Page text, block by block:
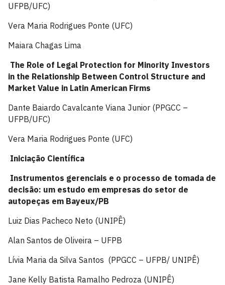
UFPB/UFC)
Vera Maria Rodrigues Ponte (UFC)
Maiara Chagas Lima
The Role of Legal Protection for Minority Investors
in the Relationship Between Control Structure and
Market Value in Latin American Firms
Dante Baiardo Cavalcante Viana Junior (PPGCC –
UFPB/UFC)
Vera Maria Rodrigues Ponte (UFC)
Iniciação Científica
Instrumentos gerenciais e o processo de tomada de
decisão: um estudo em empresas do setor de
autopeças em Bayeux/PB
Luiz Dias Pacheco Neto (UNIPÊ)
Alan Santos de Oliveira – UFPB
Lívia Maria da Silva Santos (PPGCC – UFPB/ UNIPÊ)
Jane Kelly Batista Ramalho Pedroza (UNIPÊ)